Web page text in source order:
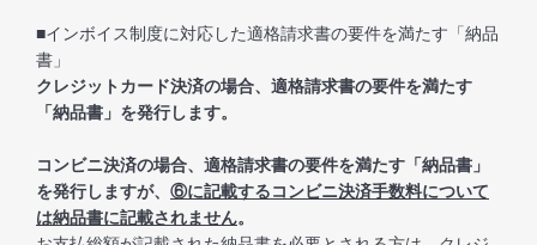
■インボイス制度に対応した適格請求書の要件を満たす「納品
書」
クレジットカード決済の場合、適格請求書の要件を満たす
「納品書」を発行します。
コンビニ決済の場合、適格請求書の要件を満たす「納品書」
を発行しますが、 ⑥に記載するコンビニ決済手数料について
は納品書に記載されません。